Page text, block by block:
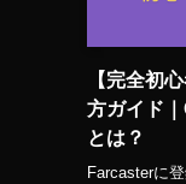
【完全初
方ガイド
とは？
Farcasterに